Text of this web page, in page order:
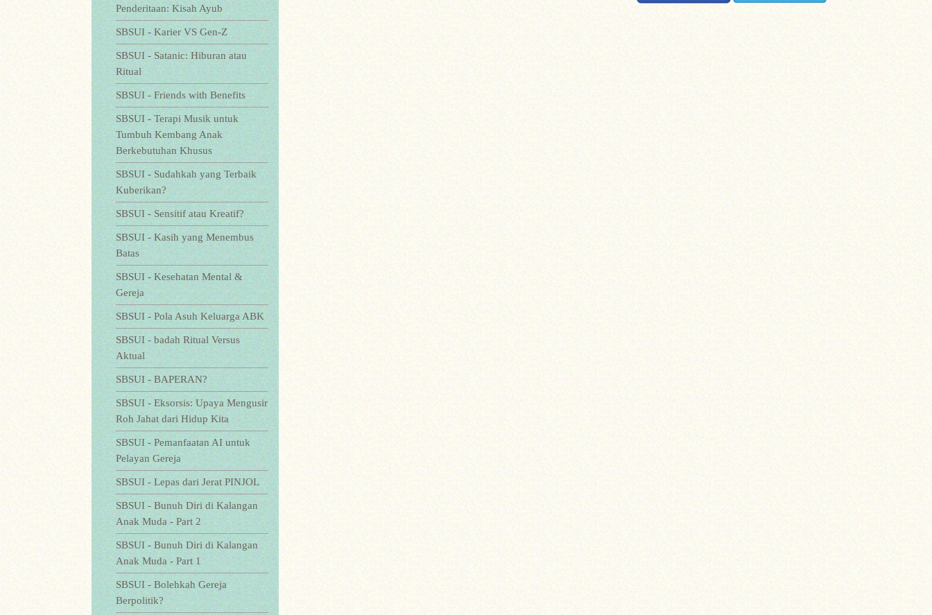
Penderitaan: Kisah Ayub
SBSUI - Karier VS Gen-Z
SBSUI - Satanic: Hiburan atau
Ritual
SBSUI - Friends with Benefits
SBSUI - Terapi Musik untuk
Tumbuh Kembang Anak
Berkebutuhan Khusus
SBSUI - Sudahkah yang Terbaik
Kuberikan?
SBSUI - Sensitif atau Kreatif?
SBSUI - Kasih yang Menembus
Batas
SBSUI - Kesehatan Mental &
Gereja
SBSUI - Pola Asuh Keluarga ABK
SBSUI - badah Ritual Versus
Aktual
SBSUI - BAPERAN?
SBSUI - Eksorsis: Upaya Mengusir
Roh Jahat dari Hidup Kita
SBSUI - Pemanfaatan AI untuk
Pelayan Gereja
SBSUI - Lepas dari Jerat PINJOL
SBSUI - Bunuh Diri di Kalangan
Anak Muda - Part 2
SBSUI - Bunuh Diri di Kalangan
Anak Muda - Part 1
SBSUI - Bolehkah Gereja
Berpolitik?